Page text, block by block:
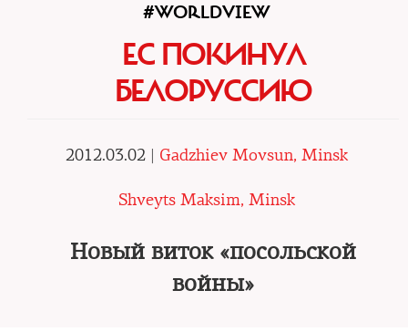
#WORLDVIEW
ЕС ПОКИНУЛ
БЕЛОРУССИЮ
2012.03.02 | Gadzhiev Movsun, Minsk
Shveyts Maksim, Minsk
Новый виток «посольской
войны»